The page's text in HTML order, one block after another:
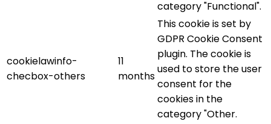
category "Functional".
cookielawinfo-
checbox-others
11
months
This cookie is set by
GDPR Cookie Consent
plugin. The cookie is
used to store the user
consent for the
cookies in the
category "Other.